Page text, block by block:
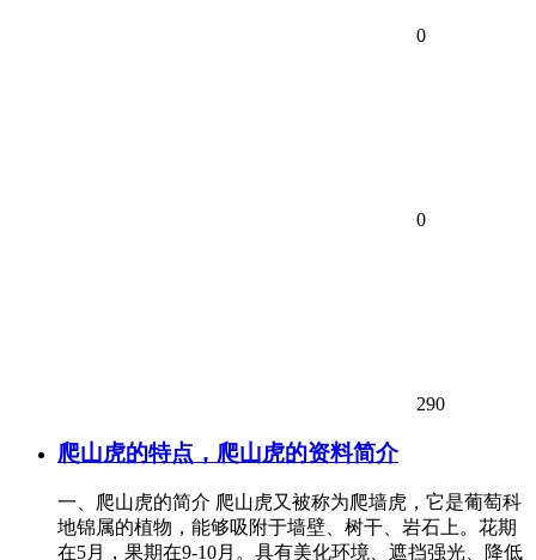
0
0
290
爬山虎的特点，爬山虎的资料简介
一、爬山虎的简介 爬山虎又被称为爬墙虎，它是葡萄科
地锦属的植物，能够吸附于墙壁、树干、岩石上。花期
在5月，果期在9-10月。具有美化环境、遮挡强光、降低